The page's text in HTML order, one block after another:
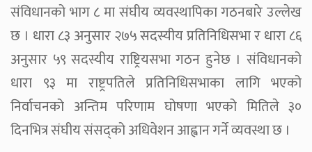
संविधानको भाग ८ मा संघीय व्यवस्थापिका गठनबारे उल्लेख
छ । धारा ८३ अनुसार २७५ सदस्यीय प्रतिनिधिसभा र धारा ८६
अनुसार ५९ सदस्यीय राष्ट्रियसभा गठन हुनेछ । संविधानको
धारा ९३ मा राष्ट्रपतिले प्रतिनिधिसभाका लागि भएको
निर्वाचनको अन्तिम परिणाम घोषणा भएको मितिले ३०
दिनभित्र संघीय संसद्को अधिवेशन आह्वान गर्ने व्यवस्था छ ।